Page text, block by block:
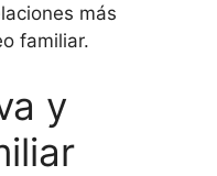
más
familiar.
y